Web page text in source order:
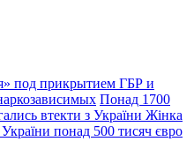
под прикрытием ГБР и
Понад 1700
втекти з України Жінка
понад 500 тисяч євро